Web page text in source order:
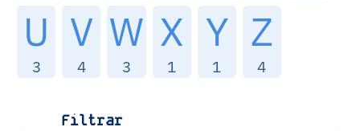
U
3
V
4
W
3
X
1
Y
1
Z
4
Filtrar